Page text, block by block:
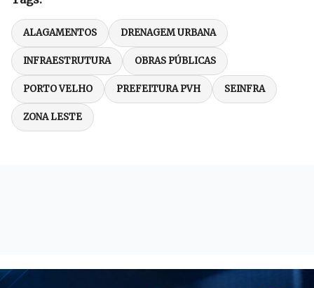
ALAGAMENTOS DRENAGEM URBANA
INFRAESTRUTURA OBRAS PÚBLICAS
PORTO VELHO PREFEITURA PVH SEINFRA
ZONA LESTE